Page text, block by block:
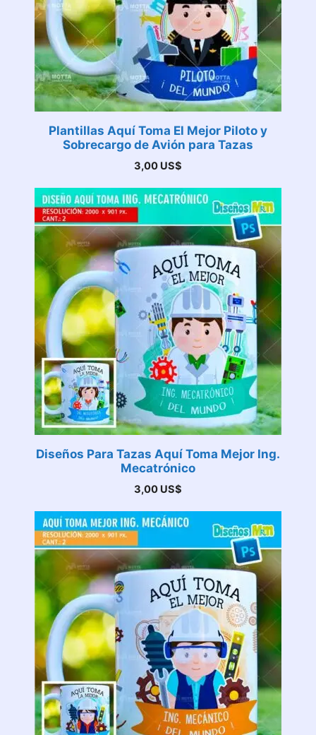
Plantillas Aquí Toma El Mejor Piloto y
Sobrecargo de Avión para Tazas
3,00 US$
Diseños Para Tazas Aquí Toma Mejor Ing.
Mecatrónico
3,00 US$